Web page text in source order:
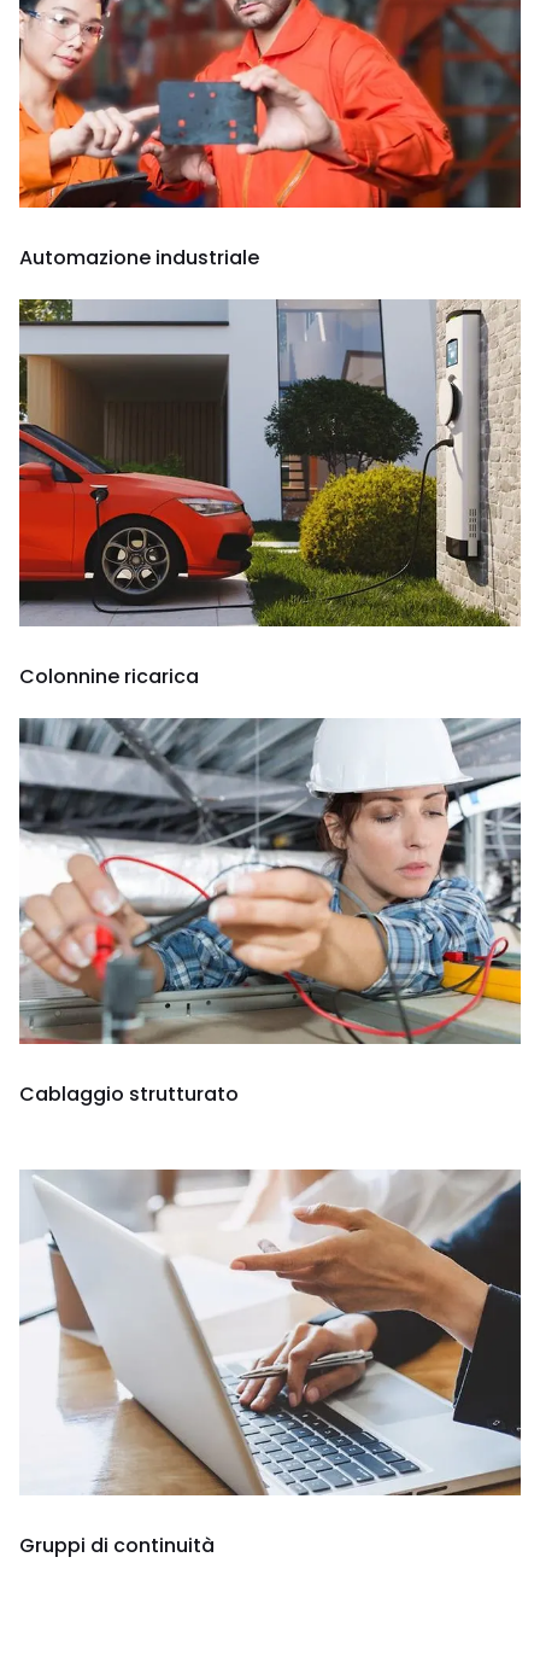
Automazione industriale
Colonnine ricarica
Cablaggio strutturato
Gruppi di continuità